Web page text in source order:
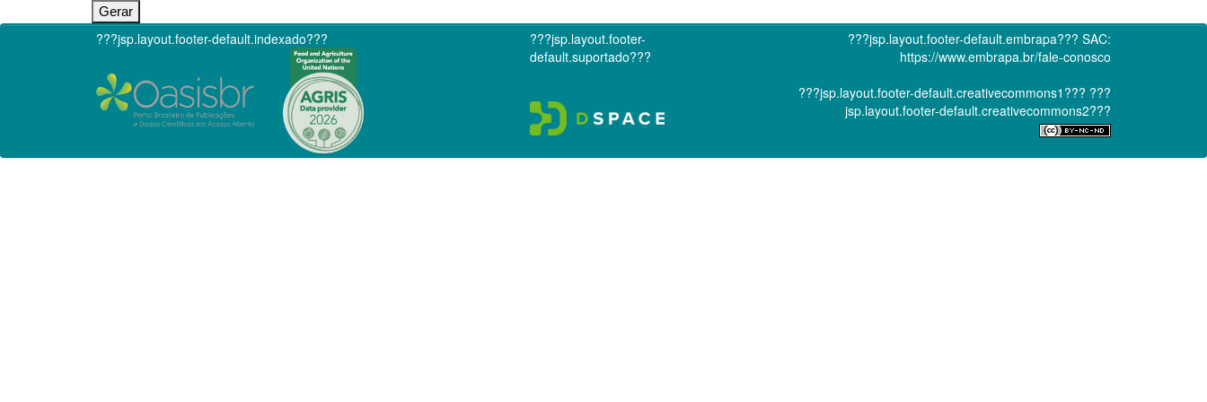
???jsp.layout.footer-default.indexado???
???jsp.layout.footer-
default.suportado???
???jsp.layout.footer-default.embrapa??? SAC:
https://www.embrapa.br/fale-conosco
???jsp.layout.footer-default.creativecommons1??? ???
jsp.layout.footer-default.creativecommons2???